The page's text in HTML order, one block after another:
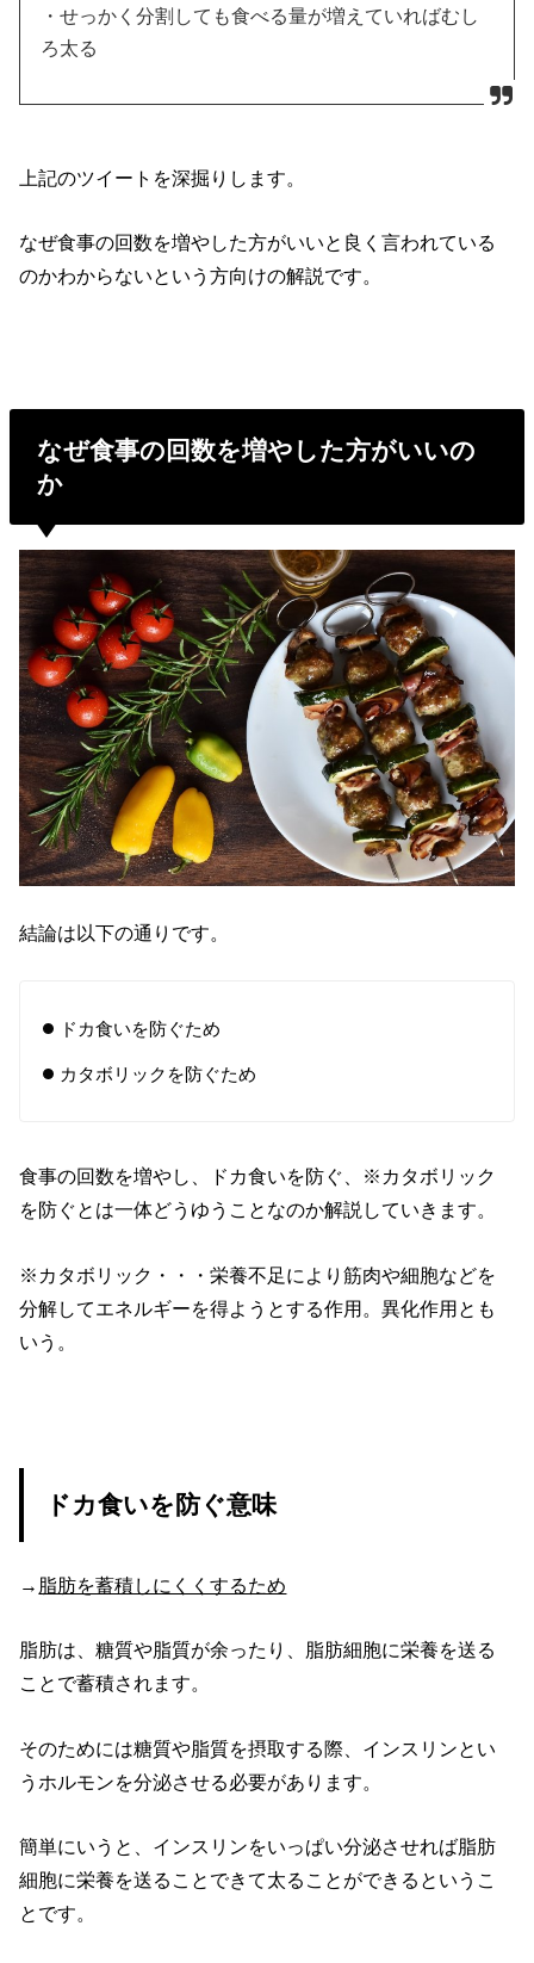
・せっかく分割しても食べる量が増えていればむし
ろ太る
上記のツイートを深掘りします。
なぜ食事の回数を増やした方がいいと良く言われている
のかわからないという方向けの解説です。
なぜ食事の回数を増やした方がいいの
か
結論は以下の通りです。
ドカ食いを防ぐため
カタボリックを防ぐため
食事の回数を増やし、ドカ食いを防ぐ、※カタボリック
を防ぐとは一体どうゆうことなのか解説していきます。
※カタボリック・・・栄養不足により筋肉や細胞などを
分解してエネルギーを得ようとする作用。異化作用とも
いう。
ドカ食いを防ぐ意味
→ 脂肪を蓄積しにくくするため
脂肪は、糖質や脂質が余ったり、脂肪細胞に栄養を送る
ことで蓄積されます。
そのためには糖質や脂質を摂取する際、インスリンとい
うホルモンを分泌させる必要があります。
簡単にいうと、インスリンをいっぱい分泌させれば脂肪
細胞に栄養を送ることできて太ることができるというこ
とです。